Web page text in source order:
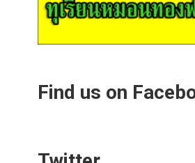
Find us on